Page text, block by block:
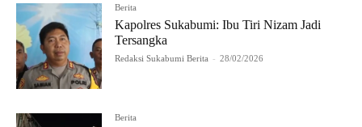
Berita
Kapolres Sukabumi: Ibu Tiri Nizam Jadi
Tersangka
Redaksi Sukabumi Berita - 28/02/2026
Berita